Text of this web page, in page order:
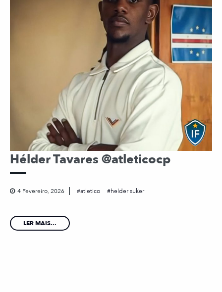
Hélder Tavares @atleticocp
4 Fevereiro, 2026 atletico helder suker
LER MAIS...